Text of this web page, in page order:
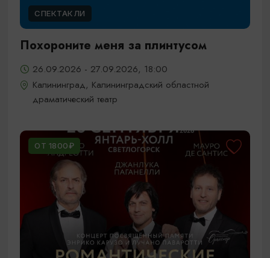
СПЕКТАКЛИ
Похороните меня за плинтусом
26.09.2026 - 27.09.2026, 18:00
Калининград, Калининградский областной
драматический театр
ОТ 1800₽